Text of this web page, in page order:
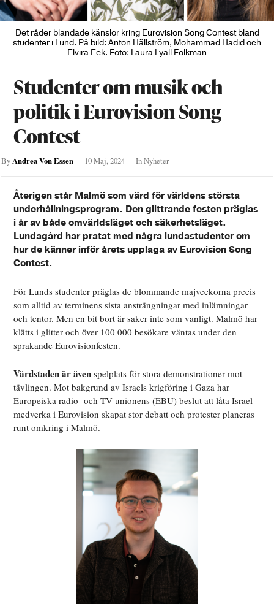
Det råder blandade känslor kring Eurovision Song Contest bland
studenter i Lund. På bild: Anton Hällström, Mohammad Hadid och
Elvira Eek. Foto: Laura Lyall Folkman
Studenter om musik och
politik i Eurovision Song
Contest
ByAndrea Von Essen - 10 Maj, 2024 - InNyheter
Återigen står Malmö som värd för världens största
underhållningsprogram. Den glittrande festen präglas
i år av både omvärldsläget och säkerhetsläget.
Lundagård har pratat med några lundastudenter om
hur de känner inför årets upplaga av Eurovision Song
Contest.
För Lunds studenter präglas de blommande majveckorna precis
som alltid av terminens sista ansträngningar med inlämningar
och tentor. Men en bit bort är saker inte som vanligt. Malmö har
klätts i glitter och över 100 000 besökare väntas under den
sprakande Eurovisionfesten.
Värdstaden är även spelplats för stora demonstrationer mot
tävlingen. Mot bakgrund av Israels krigföring i Gaza har
Europeiska radio- och TV-unionens (EBU) beslut att låta Israel
medverka i Eurovision skapat stor debatt och protester planeras
runt omkring i Malmö.